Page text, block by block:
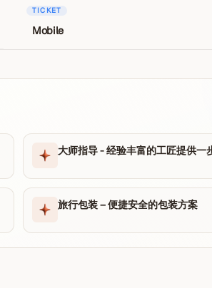
TICKET
Mobile
大师指导 - 经验丰富的工匠提供一
旅行包装 – 便捷安全的包装方案